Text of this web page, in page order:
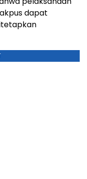
dapat